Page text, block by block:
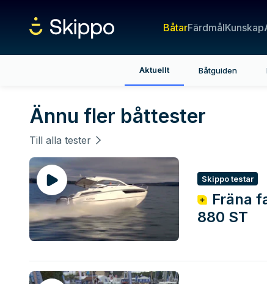
BåtarFärdmålKunskap
Aktuellt Båtguiden
Båtar –
Ännu fler båttester
Till alla tester
Skippo testar
Fräna
880 ST